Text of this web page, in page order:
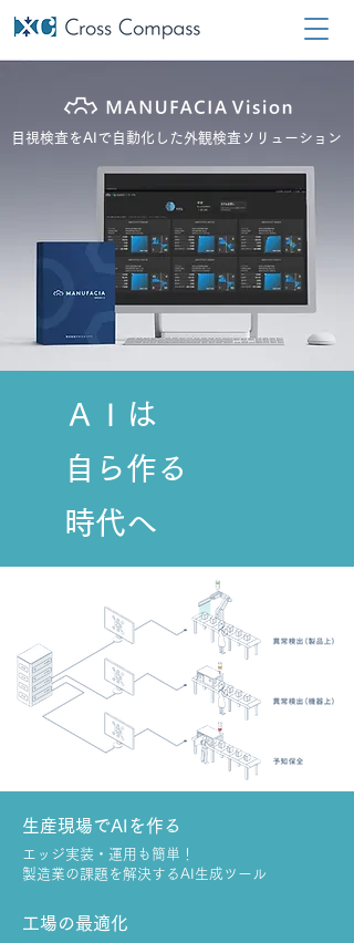
目視検査をAIで自動化した外観検査ソリューション
ＡＩは
自ら作る
​時代へ
生産現場でAIを作る
エッジ実装・運用も簡単！
製造業の課題を解決するAI生成ツール
​工場の最適化